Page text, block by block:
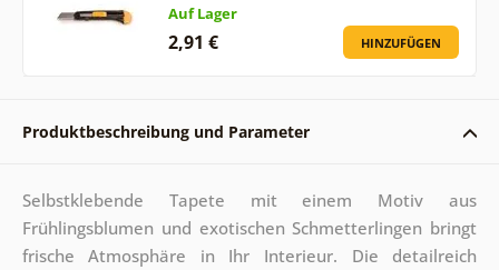
Auf Lager
2,91 € HINZUFÜGEN
Produktbeschreibung und Parameter
Selbstklebende Tapete mit einem Motiv aus
Frühlingsblumen und exotischen Schmetterlingen bringt
frische Atmosphäre in Ihr Interieur. Die detailreich